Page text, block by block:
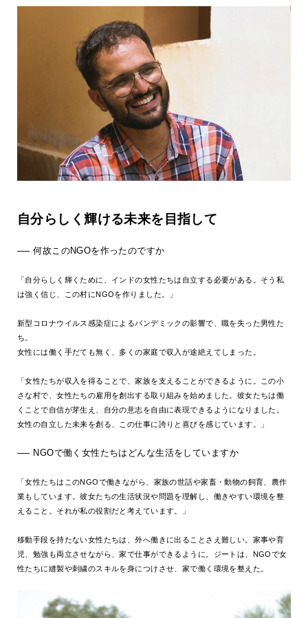
自分らしく輝ける未来を目指して
── 何故このNGOを作ったのですか
「自分らしく輝くために、インドの女性たちは自立する必要がある。そう私
は強く信じ、この村にNGOを作りました。」
新型コロナウイルス感染症によるパンデミックの影響で、職を失った男性た
ち。
女性には働く手だても無く 、多くの家庭で収入が途絶えてしまった。
「女性たちが収入を得ることで、家族を支えることができるように。この小
さな村で、女性たちの雇用を創出する取り組みを始めました。彼女たちは働
くことで自信が芽生え、自分の意志を自由に表現できるようになりました。
女性の自立した未来を創る、この仕事に誇りと喜びを感じています。」
── NGOで働く女性たちはどんな生活をしていますか
「女性たちはこのNGOで働きながら、家族の世話や家畜・動物の飼育、農作
業もしています。彼女たちの生活状況や問題を理解し、働きやすい環境を整
えること。それが私の役割だと考えています。」
移動手段を持たない女性たちは、外へ働きに出ることさえ難しい。家事や育
児、勉強も両立させながら、家で仕事ができるように。ジートは、NGOで女
性たちに縫製や刺繍のスキルを身につけさせ、家で働く環境を整えた。